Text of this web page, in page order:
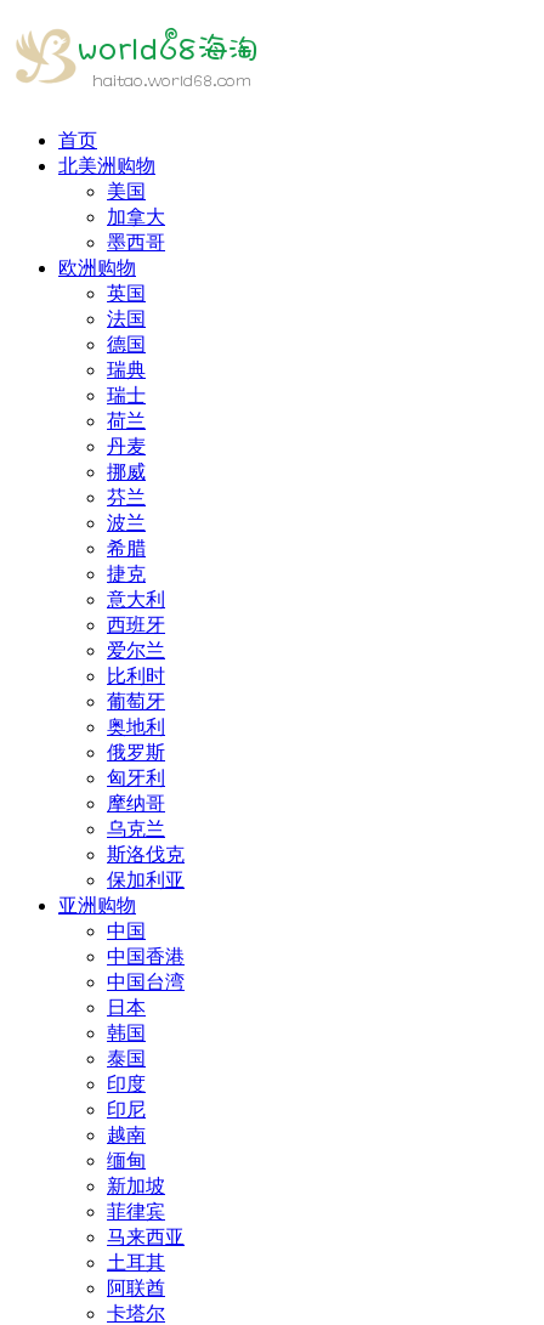
首页
北美洲购物
美国
加拿大
墨西哥
欧洲购物
英国
法国
德国
瑞典
瑞士
荷兰
丹麦
挪威
芬兰
波兰
希腊
捷克
意大利
西班牙
爱尔兰
比利时
葡萄牙
奥地利
俄罗斯
匈牙利
摩纳哥
乌克兰
斯洛伐克
保加利亚
亚洲购物
中国
中国香港
中国台湾
日本
韩国
泰国
印度
印尼
越南
缅甸
新加坡
菲律宾
马来西亚
土耳其
阿联酋
卡塔尔